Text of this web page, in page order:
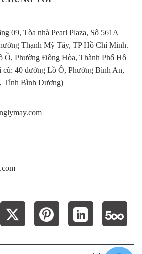
09, Tòa nhà Pearl Plaza, Số 561A
Thạnh Mỹ Tây, TP Hồ Chí Minh.
Ồ, Phường Đông Hòa, Thành Phố Hồ
40 đường Lồ Ồ, Phường Bình An,
Tỉnh Bình Dương)